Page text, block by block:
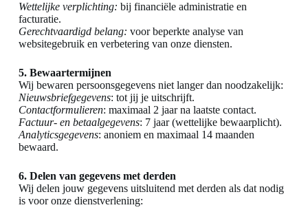
Wettelijke verplichting: bij financiële administratie en
facturatie.
Gerechtvaardigd belang: voor beperkte analyse van
websitegebruik en verbetering van onze diensten.
5. Bewaartermijnen
Wij bewaren persoonsgegevens niet langer dan noodzakelijk:
Nieuwsbriefgegevens: tot jij je uitschrijft.
Contactformulieren: maximaal 2 jaar na laatste contact.
Factuur- en betaalgegevens: 7 jaar (wettelijke bewaarplicht).
Analyticsgegevens: anoniem en maximaal 14 maanden
bewaard.
6. Delen van gegevens met derden
Wij delen jouw gegevens uitsluitend met derden als dat nodig
is voor onze dienstverlening: